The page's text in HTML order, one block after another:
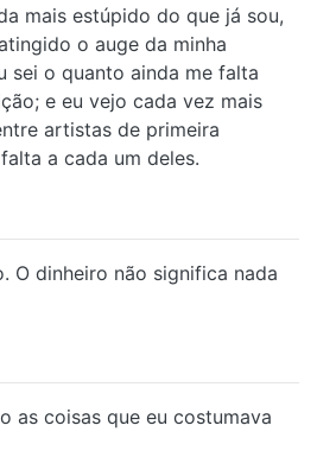
mais estúpido do que já sou,
o auge da minha
sei o quanto ainda me falta
e eu vejo cada vez mais
artistas de primeira
a cada um deles.
O dinheiro não significa nada
as coisas que eu costumava